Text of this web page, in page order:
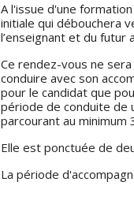
A l'issue d'une
initiale qui débouchera
l’enseignant et du futur
Ce rendez-vous ne
conduire avec son
pour le candidat que
période de conduite de
parcourant au minimum
Elle est ponctuée de
La période